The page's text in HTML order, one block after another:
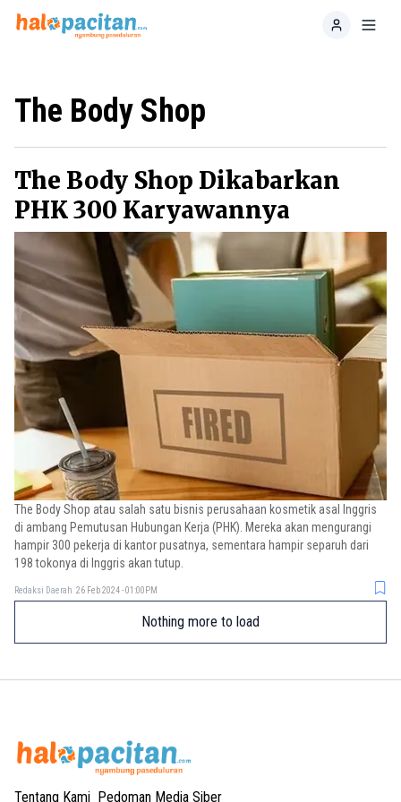
Home
The Body Shop
The Body Shop Dikabarkan
PHK 300 Karyawannya
The Body Shop atau salah satu bisnis perusahaan kosmetik asal Inggris
di ambang Pemutusan Hubungan Kerja (PHK). Mereka akan mengurangi
hampir 300 pekerja di kantor pusatnya, sementara hampir separuh dari
198 tokonya di Inggris akan tutup.
Redaksi Daerah 26 Feb 2024 - 01:00PM
Nothing more to load
Tentang Kami Pedoman Media Siber